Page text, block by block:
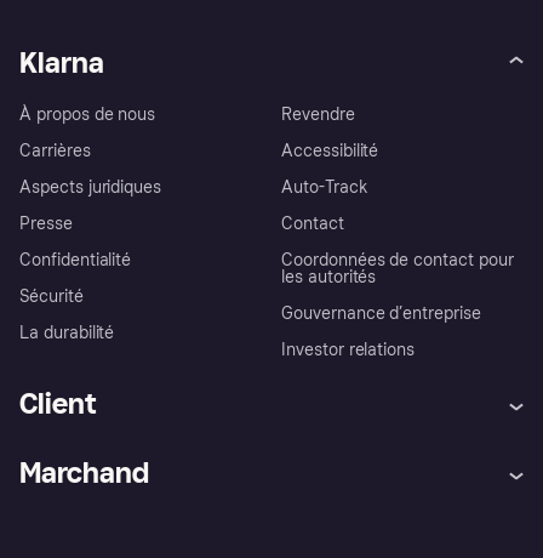
Klarna
À propos de nous
Carrières
Aspects juridiques
Presse
Confidentialité
Sécurité
La durabilité
Revendre
Accessibilité
Auto-Track
Contact
Coordonnées de contact pour
les autorités
Gouvernance d’entreprise
Investor relations
Client
Marchand